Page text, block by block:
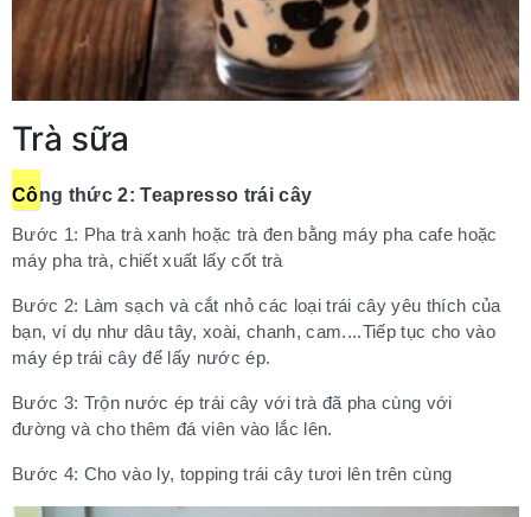
Trà sữa
Công thức 2: Teapresso trái cây
Bước 1: Pha trà xanh hoặc trà đen bằng máy pha cafe hoặc
máy pha trà, chiết xuất lấy cốt trà
Bước 2: Làm sạch và cắt nhỏ các loại trái cây yêu thích của
bạn, ví dụ như dâu tây, xoài, chanh, cam....Tiếp tục chovào
máy ép trái cây để lấy nước ép.
Bước 3: Trộn nước ép trái cây với trà đã pha cùng với
đường và cho thêm đá viên vào lắc lên.
Bước 4: Cho vào ly, topping trái cây tươi lên trên cùng